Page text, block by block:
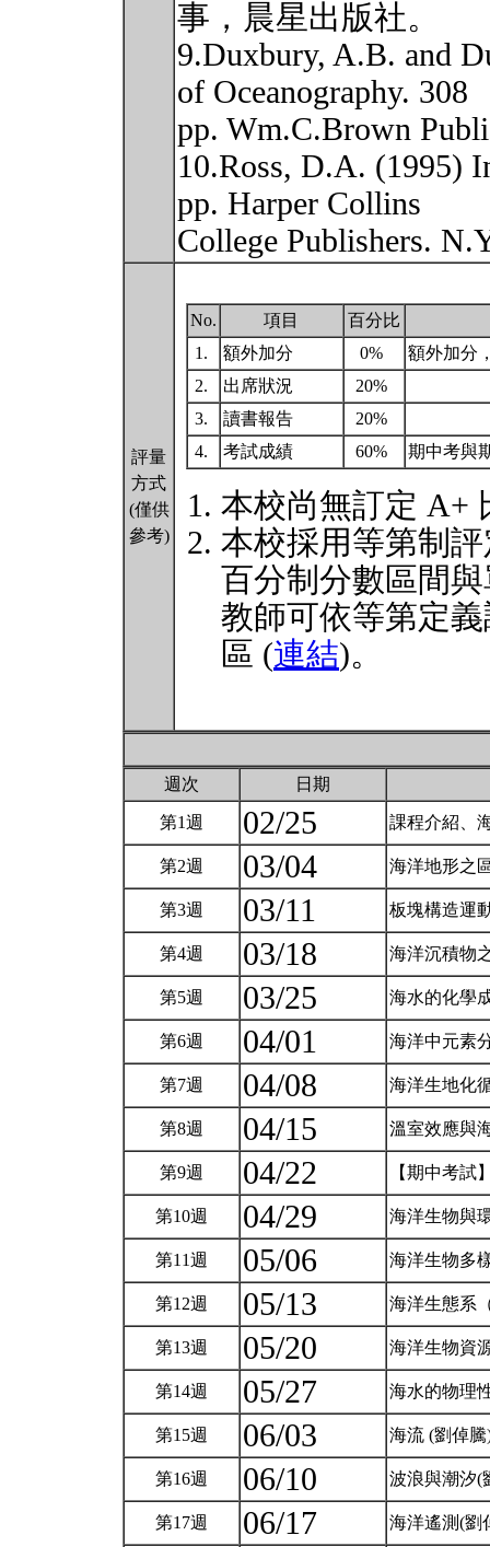
事，晨星出版社。
9.Duxbury, A.B. and
of Oceanography. 308
pp. Wm.C.Brown
10.Ross, D.A. (1995)
pp. Harper Collins
College Publishers.
評量
方式
(僅供
參考)
No. 項目
百分比
1.
額外加分 0%
額外加分
2.
出席狀況
20%
3.
讀書報告
20%
4.
考試成績 60% 期中考與
本校尚無訂定 A+
本校採用等第制
百分制分數區間
教師可依等第定
區 (連結)。
週次 日期
第1週 02/25 課程介紹、
第2週 03/04 海洋地形之
第3週 03/11 板塊構造運
第4週 03/18 海洋沉積物
第5週 03/25 海水的化學
第6週 04/01 海洋中元素
第7週 04/08 海洋生地化
第8週 04/15 溫室效應與
第9週 04/22 【期中考試
第10週 04/29 海洋生物與
第11週 05/06 海洋生物多
第12週 05/13 海洋生態系
第13週 05/20 海洋生物資
第14週 05/27 海水的物理
第15週 06/03 海流 (劉倬
第16週 06/10 波浪與潮汐(
第17週 06/17 海洋遙測(劉